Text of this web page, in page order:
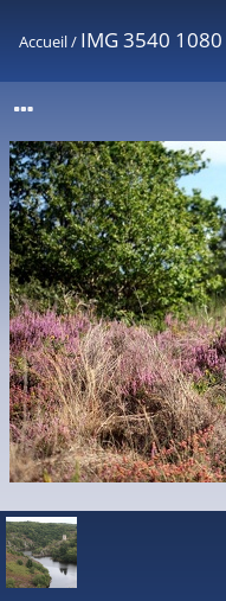
Accueil/ IMG 3540 1080